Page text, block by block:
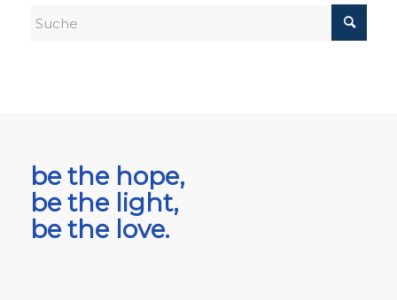
be the hope,
be the light,
be the love.